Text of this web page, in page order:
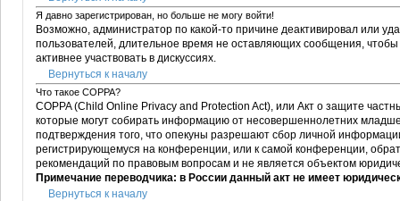
Я давно зарегистрирован, но больше не могу войти!
Возможно, администратор по какой-то причине деактивировал или
пользователей, длительное время не оставляющих сообщения,
активнее участвовать в дискуссиях.
Вернуться к началу
Что такое COPPA?
COPPA (Child Online Privacy and Protection Act), или Акт о защите
которые могут собирать информацию от несовершеннолетних
подтверждения того, что опекуны разрешают сбор личной
регистрирующемуся на конференции, или к самой конференции,
рекомендаций по правовым вопросам и не является объектом
Примечание переводчика: в России данный акт не имеет
Вернуться к началу